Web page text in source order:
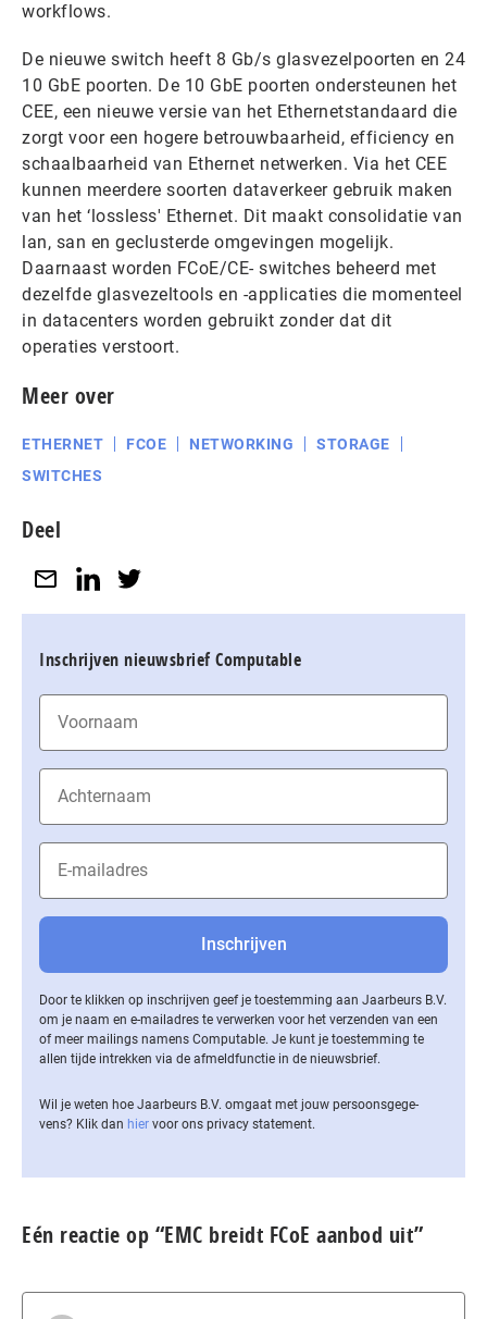
workflows.
De nieuwe switch heeft 8 Gb/s glasvezelpoorten en 24
10 GbE poorten. De 10 GbE poorten ondersteunen het
CEE, een nieuwe versie van het Ethernetstandaard die
zorgt voor een hogere betrouwbaarheid, efficiency en
schaalbaarheid van Ethernet netwerken. Via het CEE
kunnen meerdere soorten dataverkeer gebruik maken
van het ‘lossless' Ethernet. Dit maakt consolidatie van
lan, san en geclusterde omgevingen mogelijk.
Daarnaast worden FCoE/CE- switches beheerd met
dezelfde glasvezeltools en -applicaties die momenteel
in datacenters worden gebruikt zonder dat dit
operaties verstoort.
Meer over
ETHERNET FCOE NETWORKING
STORAGE
SWITCHES
Deel
Inschrijven nieuwsbrief Computable
Door te klikken op inschrijven geef je toestemming aan Jaarbeurs B.V.
om je naam en e-mailadres te verwerken voor het verzenden van een
of meer mailings namens Computable. Je kunt je toestemming te
allen tijde intrekken via de af­meld­func­tie in de nieuwsbrief.
Wil je weten hoe Jaarbeurs B.V. omgaat met jouw per­soons­ge­ge­
vens? Klik dan hier voor ons privacy statement.
Eén reactie op “EMC breidt FCoE aanbod uit”